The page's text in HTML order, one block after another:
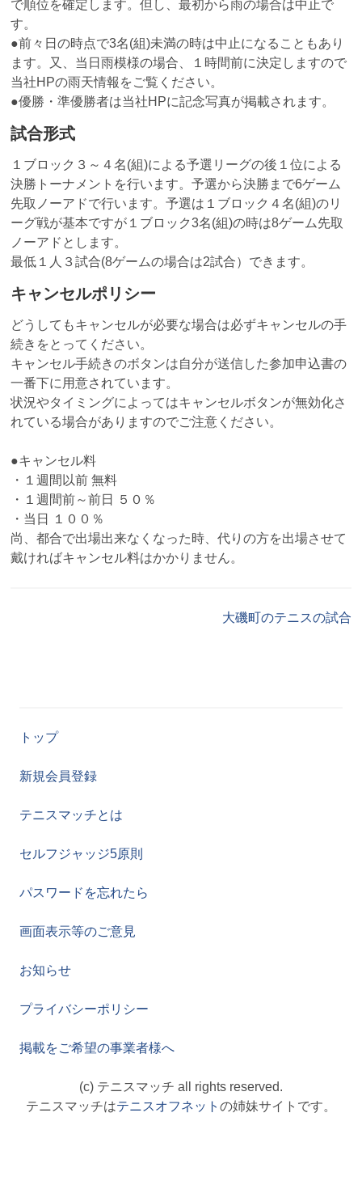
で順位を確定します。但し、最初から雨の場合は中止で
す。
●前々日の時点で3名(組)未満の時は中止になることもあり
ます。又、当日雨模様の場合、１時間前に決定しますので
当社HPの雨天情報をご覧ください。
●優勝・準優勝者は当社HPに記念写真が掲載されます。
試合形式
１ブロック３～４名(組)による予選リーグの後１位による
決勝トーナメントを行います。予選から決勝まで6ゲーム
先取ノーアドで行います。予選は１ブロック４名(組)のリ
ーグ戦が基本ですが１ブロック3名(組)の時は8ゲーム先取
ノーアドとします。
最低１人３試合(8ゲームの場合は2試合）できます。
キャンセルポリシー
どうしてもキャンセルが必要な場合は必ずキャンセルの手
続きをとってください。
キャンセル手続きのボタンは自分が送信した参加申込書の
一番下に用意されています。
状況やタイミングによってはキャンセルボタンが無効化さ
れている場合がありますのでご注意ください。
●キャンセル料
・１週間以前 無料
・１週間前～前日 ５０％
・当日 １００％
尚、都合で出場出来なくなった時、代りの方を出場させて
戴ければキャンセル料はかかりません。
大磯町のテニスの試合
トップ
新規会員登録
テニスマッチとは
セルフジャッジ5原則
パスワードを忘れたら
画面表示等のご意見
お知らせ
プライバシーポリシー
掲載をご希望の事業者様へ
(c) テニスマッチ all rights reserved.
テニスマッチはテニスオフネット の姉妹サイトです。